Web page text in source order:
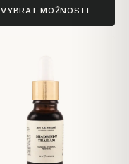
VYBRAT MOŽNOSTI